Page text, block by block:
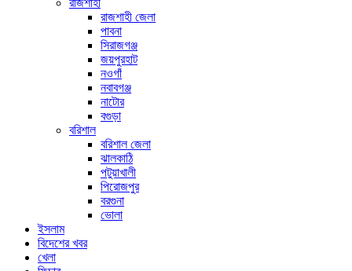
রাজশাহী
রাজশাহী জেলা
পাবনা
সিরাজগঞ্জ
জয়পুরহাট
নওগাঁ
নবাবগঞ্জ
নাটোর
বগুড়া
বরিশাল
বরিশাল জেলা
ঝালকাঠি
পটুয়াখালী
পিরোজপুর
বরগুনা
ভোলা
ইসলাম
বিদেশের খবর
খেলা